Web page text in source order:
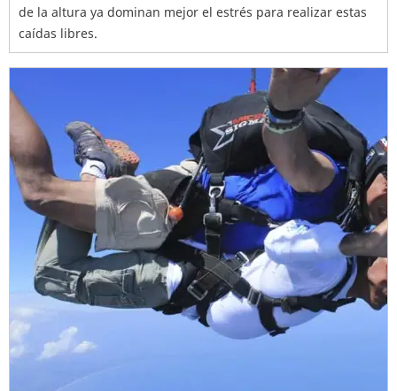
de la altura ya dominan mejor el estrés para realizar estas
caídas libres.